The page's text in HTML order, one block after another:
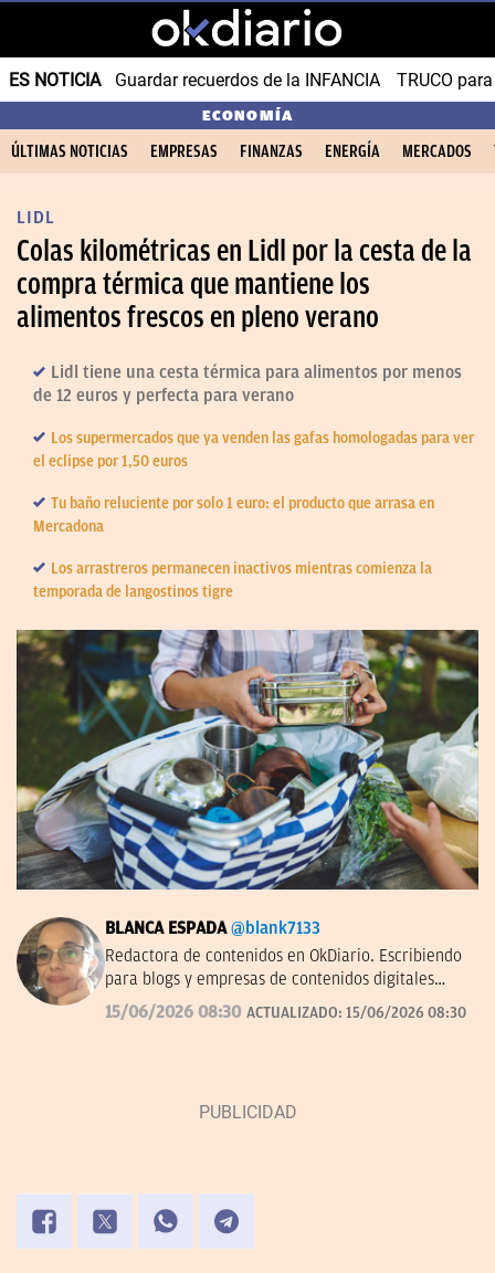
ES NOTICIA Guardar recuerdos de la INFANCIA TRUCO
ECONOMÍA
ÚLTIMAS NOTICIAS EMPRESAS FINANZAS ENERGÍA MERCADOS
LIDL
Colas kilométricas en Lidl por la cesta de la
compra térmica que mantiene los
alimentos frescos en pleno verano
Lidl tiene una cesta térmica para alimentos por menos
de 12 euros y perfecta para verano
Los supermercados que ya venden las gafas homologadas para ver
el eclipse por 1,50 euros
Tu baño reluciente por solo 1 euro: el producto que arrasa en
Mercadona
Los arrastreros permanecen inactivos mientras comienza la
temporada de langostinos tigre
BLANCA ESPADA @blank7133
Redactora de contenidos en OkDiario. Escribiendo
para blogs y empresas de contenidos digitales
desde 2007.
15/06/2026 08:30 ACTUALIZADO: 15/06/2026 08:30